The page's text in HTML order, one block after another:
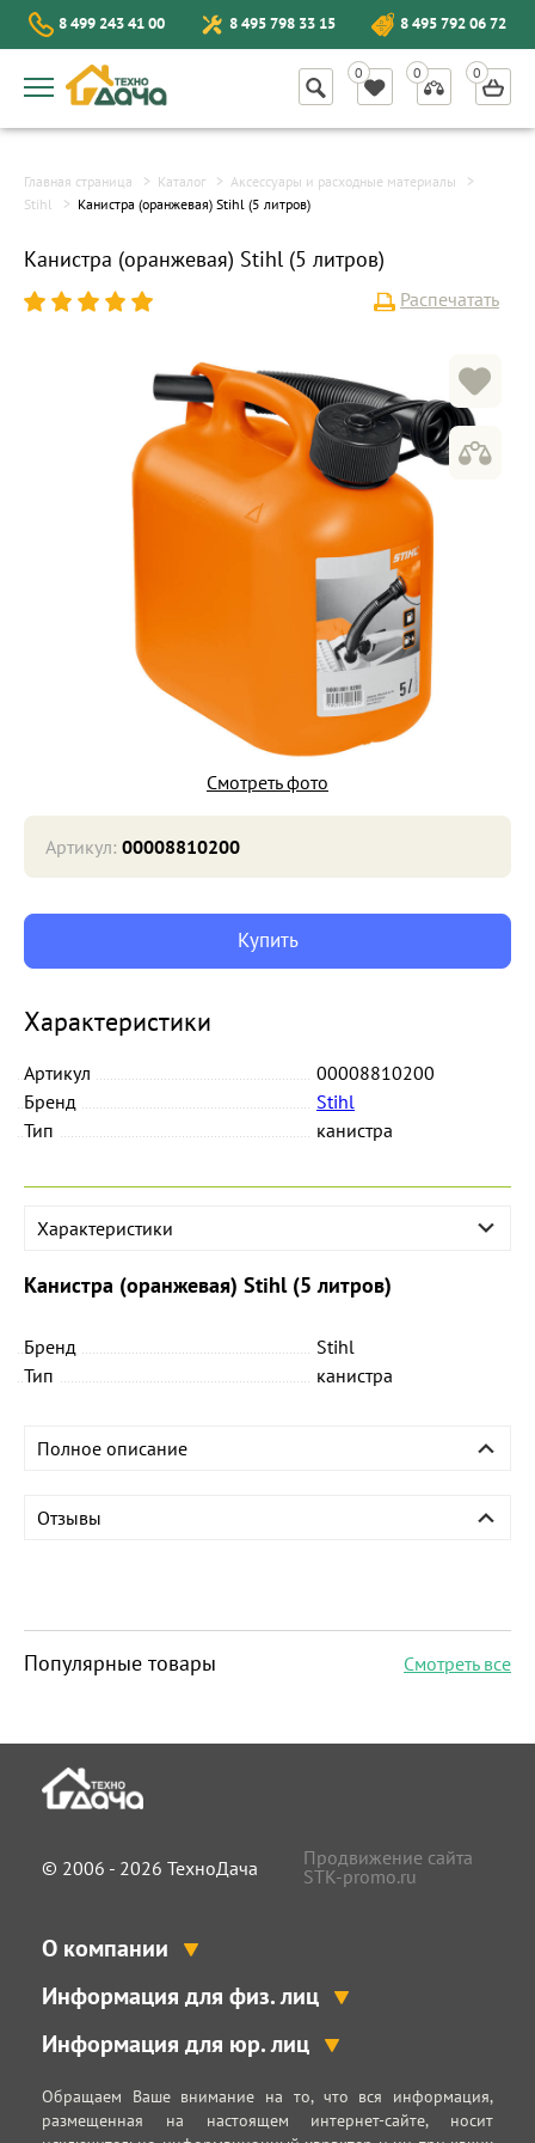
8 499 243 41 00 8 495 798 33 15 8 495 792 06 72
Главная страница Каталог
Аксессуары и расходные материалы
Stihl
Канистра (оранжевая) Stihl (5 литров)
Канистра (оранжевая) Stihl (5 литров)
Распечатать
Смотреть фото
Купить
Характеристики
Артикул
00008810200
Бренд
Stihl
Тип
канистра
Артикул: 00008810200
Характеристики
Канистра (оранжевая) Stihl (5 литров)
Бренд
Stihl
Тип
канистра
Полное описание
Отзывы
Популярные товары Смотреть все
© 2006 - 2026 ТехноДача
Продвижение сайта
STK-promo.ru
О компании
Информация для физ. лиц
Информация для юр. лиц
Обращаем Ваше внимание на то, что вся информация,
размещенная на настоящем интернет-сайте, носит